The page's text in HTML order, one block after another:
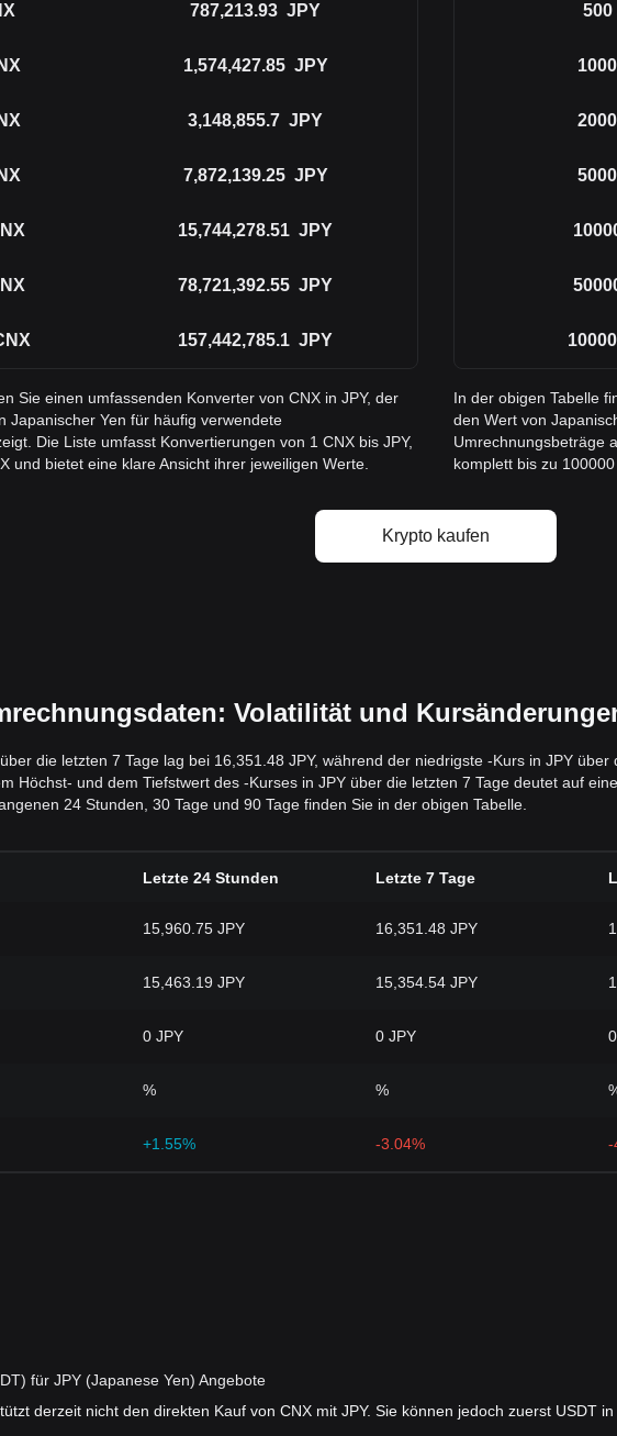
787,213.93 JPY
1,574,427.85 JPY
3,148,855.7 JPY
7,872,139.25 JPY
15,744,278.51 JPY
78,721,392.55 JPY
157,442,785.1 JPY
Sie einen umfassenden Konverter von CNX in JPY, der
Japanischer Yen für häufig verwendete
Die Liste umfasst Konvertierungen von 1 CNX bis JPY,
und bietet eine klare Ansicht ihrer jeweiligen Werte.
500
1000
2000
5000
In der obigen Tabelle
den Wert von
Umrechnungsbeträge
komplett bis zu
Krypto kaufen
Volatilität und
die letzten 7 Tage lag bei 16,351.48 JPY, während der niedrigste -Kurs in JPY
Höchst- und dem Tiefstwert des -Kurses in JPY über die letzten 7 Tage deutet auf
24 Stunden, 30 Tage und 90 Tage finden Sie in der obigen Tabelle.
Letzte 24 Stunden Letzte 7 Tage
15,960.75 JPY 16,351.48 JPY
15,463.19 JPY 15,354.54 JPY
0 JPY 0 JPY
% %
+1.55% -3.04% -
für JPY (Japanese Yen) Angebote
derzeit nicht den direkten Kauf von CNX mit JPY. Sie können jedoch zuerst USDT in